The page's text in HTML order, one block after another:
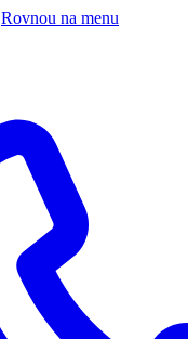
Rovnou na menu